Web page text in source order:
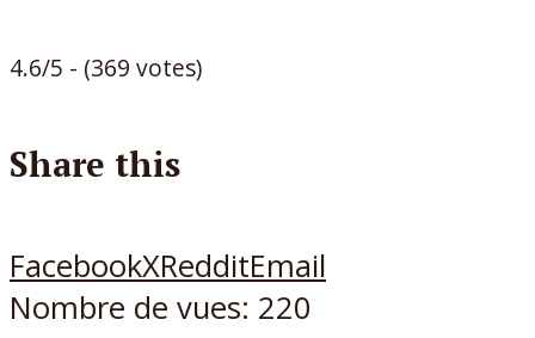
4.6/5 - (369 votes)
Share this
FacebookXRedditEmail
Nombre de vues: 220